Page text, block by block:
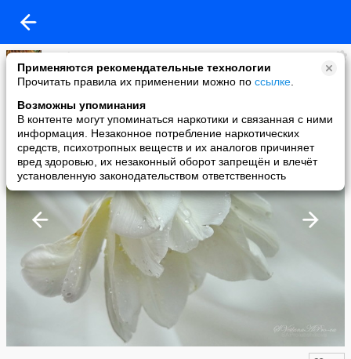
Применяются рекомендательные технологии
Прочитать правила их применении можно по ссылке
Возможны упоминания
В контенте могут упоминаться наркотики и связанная с ними
информация. Незаконное потребление наркотических
средств, психотропных веществ и их аналогов причиняет
вред здоровью, их незаконный оборот запрещён и влечёт
установленную законодательством ответственность
Svetl@n@
added a photo
15 Jun в 19:15